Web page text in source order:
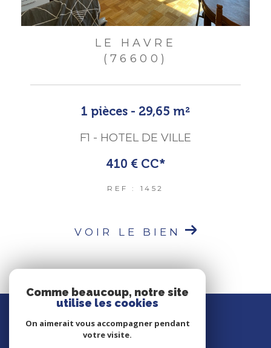
LE HAVRE
(76600)
1 pièces - 29,65 m²
F1 - HOTEL DE VILLE
410 € CC*
REF : 1452
VOIR LE BIEN
Agence Poulet Immobilier
Comme beaucoup, notre site
utilise les cookies
On aimerait vous accompagner pendant
votre visite.